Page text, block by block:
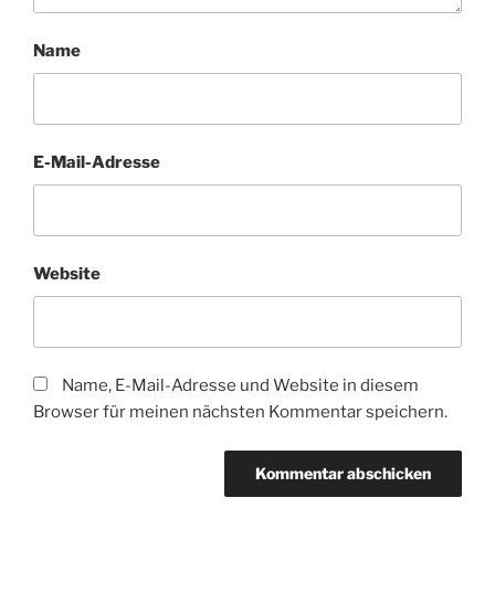
Name
E-Mail-Adresse
Website
Name, E-Mail-Adresse und Website in diesem
Browser für meinen nächsten Kommentar speichern.